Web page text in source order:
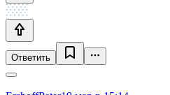
Ответить